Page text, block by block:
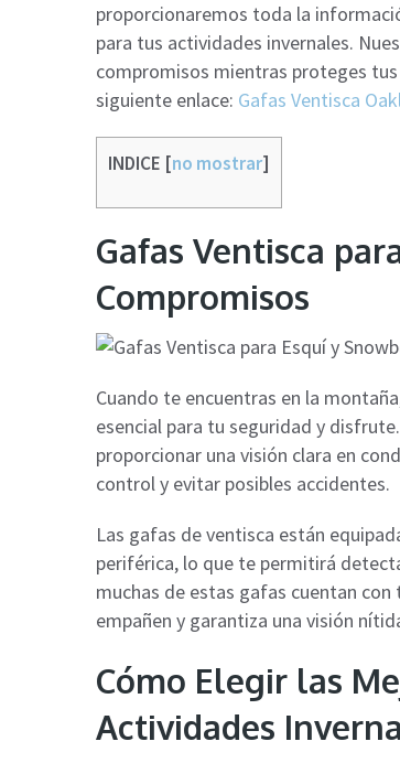
proporcionaremos toda la
para tus actividades invernales.
compromisos mientras proteges
siguiente enlace: Gafas Ventisca
INDICE [no mostrar]
Gafas Ventisca
Compromisos
Cuando te encuentras en la
esencial para tu seguridad y
proporcionar una visión clara en
control y evitar posibles accidentes.
Las gafas de ventisca están
periférica, lo que te permitirá
muchas de estas gafas cuentan
empañen y garantiza una visión
Cómo Elegir las
Actividades